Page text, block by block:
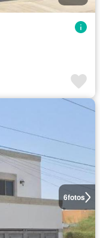
6fotos